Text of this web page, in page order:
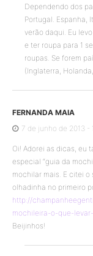
Dependendo dos
Portugal. Espanha,
verão daqui. Eu
e ter roupa para 1
roupas. Se forem
(Inglaterra,
FERNANDA MAIA
7 de junho de 2013 -
Oi! Adorei as dicas, eu
especial “guia da
mochilar mais. E citei
olhadinha no primeiro
http://
mochileira-o-que-
Beijinhos!